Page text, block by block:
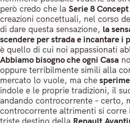
però credo che la Serie 8 Concept
creazioni concettuali, nel corso
di dare questa sensazione, la
scendere per strada e incantare i
è quello di cui noi appassionati
Abbiamo bisogno che ogni Casa
oppure terribilmente simili alla
mercato lo vuole, ma che
indole e le proprie tradizioni, il
andando controcorrente – certo,
controcorrente altrimenti si
triste destino della Renault